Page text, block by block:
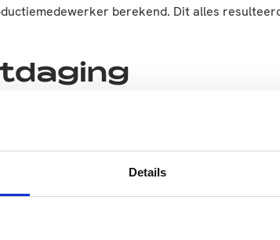
Details
berekend. Dit alles
Jacques Lammers van HAS
gedurende het project. Hierdoor was
met zich meebrachten, is het project tot